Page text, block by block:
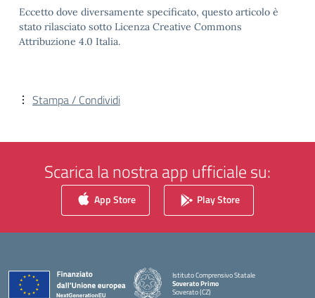
Eccetto dove diversamente specificato, questo articolo è
stato rilasciato sotto Licenza Creative Commons
Attribuzione 4.0 Italia.
Stampa / Condividi
Scarica la nostra app ufficiale su:
App Store Play Store
Istituto Comprensivo Statale
Soverato Primo
Soverato (CZ)